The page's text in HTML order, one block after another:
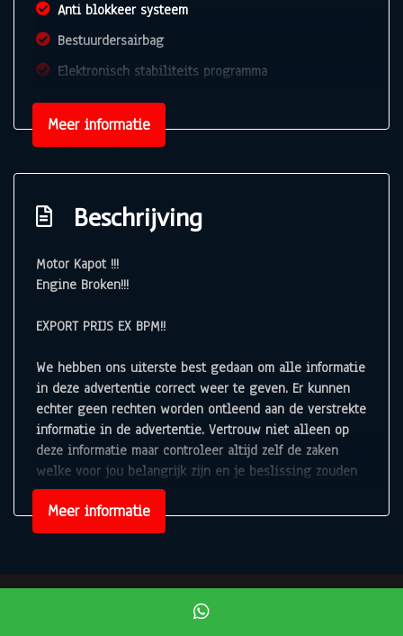
Anti blokkeer systeem
Bestuurdersairbag
Elektronisch stabiliteits programma
Elektronische remkrachtverdeling
Hoofd airbag(s) voor
Exterieur
Buitenspiegels elektrisch verstelbaar
Dimlichten automatisch en regensensor
Lichtmetalen velgen 16"
Mistlampen voor
Meer informatie
Beschrijving
Motor Kapot !!!
Engine Broken!!!
EXPORT PRIJS EX BPM!!
We hebben ons uiterste best gedaan om alle informatie
in deze advertentie correct weer te geven. Er kunnen
echter geen rechten worden ontleend aan de verstrekte
informatie in de advertentie. Vertrouw niet alleen op
deze informatie maar controleer altijd zelf de zaken
welke voor jou belangrijk zijn en je beslissing zouden
kunnen beïnvloeden. Neem contact op met de verkoper
voor aanvullende vragen.
Meer informatie